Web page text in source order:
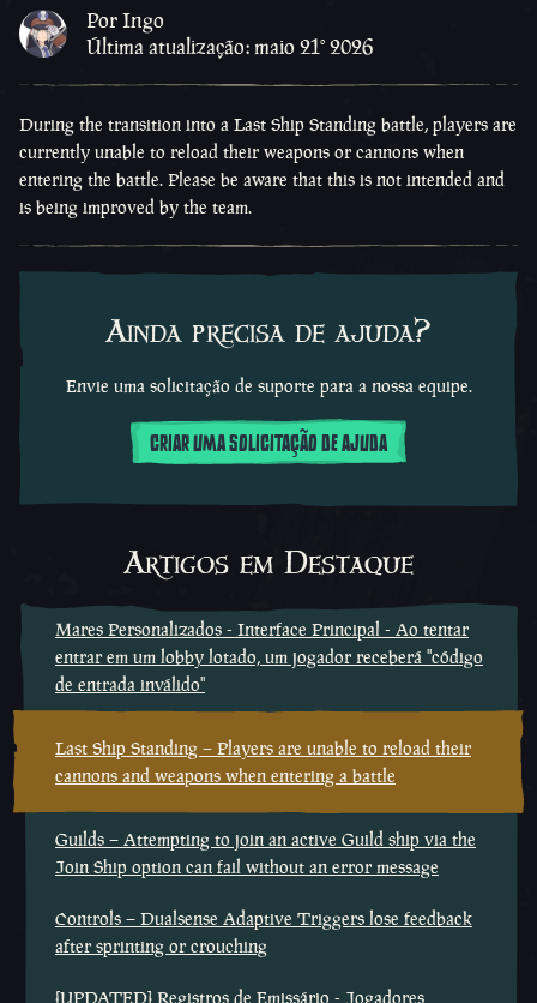
Por Ingo
Última atualização: maio 21º 2026
During the transition into a Last Ship Standing battle, players are
currently unable to reload their weapons or cannons when
entering the battle. Please be aware that this is not intended and
is being improved by the team.
Ainda precisa de ajuda?
Envie uma solicitação de suporte para a nossa equipe.
CRIAR UMA SOLICITAÇÃO DE AJUDA
Artigos em Destaque
Mares Personalizados - Interface Principal - Ao tentar
entrar em um lobby lotado, um jogador receberá ''código
de entrada inválido''
Last Ship Standing – Players are unable to reload their
cannons and weapons when entering a battle
Guilds – Attempting to join an active Guild ship via the
Join Ship option can fail without an error message
Controls – Dualsense Adaptive Triggers lose feedback
after sprinting or crouching
[UPDATED] Registros de Emissário - Jogadores